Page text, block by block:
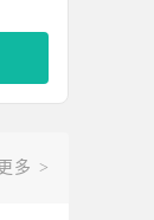
多 >